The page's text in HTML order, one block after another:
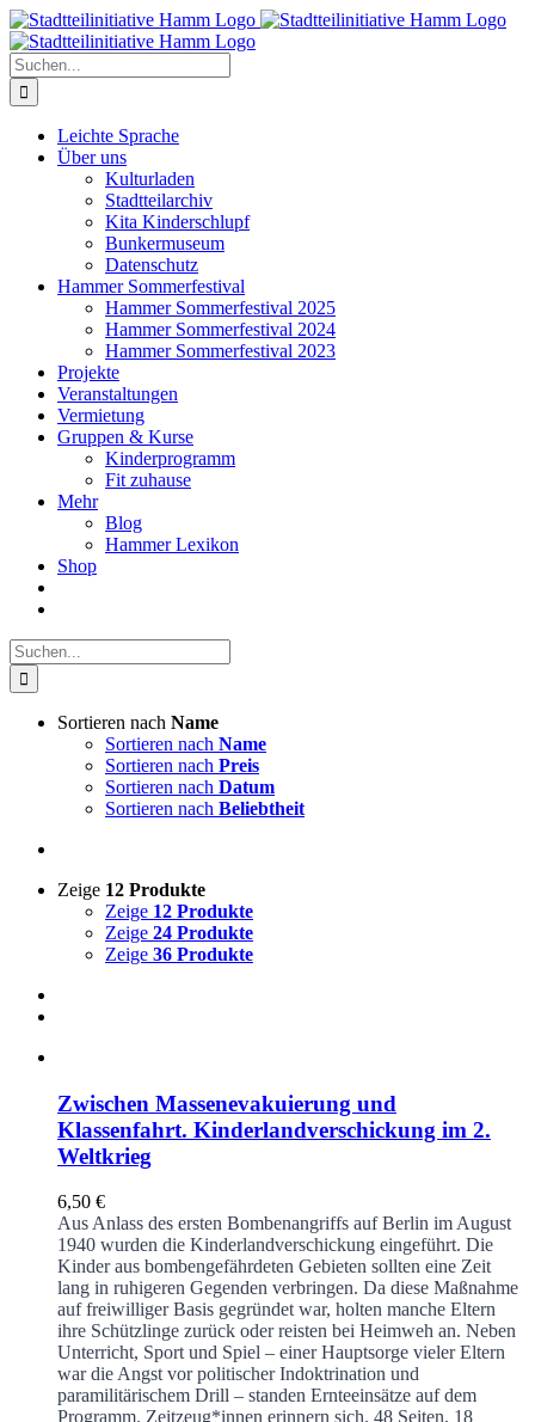
Zum
Inhalt
springen
Suche
nach:
Leichte Sprache
Über uns
Kulturladen
Stadtteilarchiv
Kita Kinderschlupf
Bunkermuseum
Datenschutz
Hammer Sommerfestival
Hammer Sommerfestival 2025
Hammer Sommerfestival 2024
Hammer Sommerfestival 2023
Projekte
Veranstaltungen
Vermietung
Gruppen & Kurse
Kinderprogramm
Fit zuhause
Mehr
Blog
Hammer Lexikon
Shop
Suche
nach:
Sortieren nach Name
Sortieren nach Name
Sortieren nach Preis
Sortieren nach Datum
Sortieren nach Beliebtheit
Zeige 12 Produkte
Zeige 12 Produkte
Zeige 24 Produkte
Zeige 36 Produkte
Zwischen Massenevakuierung und
Klassenfahrt. Kinderlandverschickung im 2.
Weltkrieg
6,50 €
Aus Anlass des ersten Bombenangriffs auf Berlin im August
1940 wurden die Kinderlandverschickung eingeführt. Die
Kinder aus bombengefährdeten Gebieten sollten eine Zeit
lang in ruhigeren Gegenden verbringen. Da diese Maßnahme
auf freiwilliger Basis gegründet war, holten manche Eltern
ihre Schützlinge zurück oder reisten bei Heimweh an. Neben
Unterricht, Sport und Spiel – einer Hauptsorge vieler Eltern
war die Angst vor politischer Indoktrination und
paramilitärischem Drill – standen Ernteeinsätze auf dem
Programm. Zeitzeug*innen erinnern sich. 48 Seiten, 18